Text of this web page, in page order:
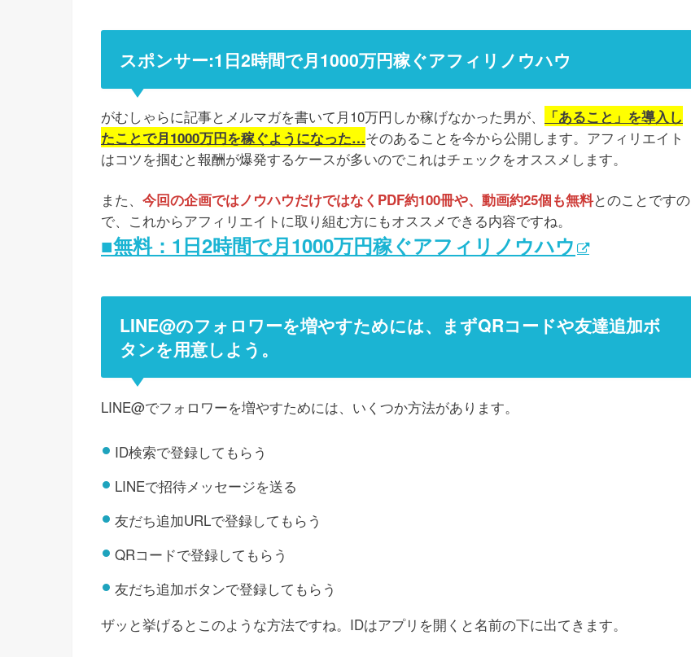
スポンサー:1日2時間で月1000万円稼ぐアフィリノウハウ
がむしゃらに記事とメルマガを書いて月10万円しか稼げなかった男が、
「あること」を導入し
たことで月1000万円を稼ぐようになった…そのあることを今から公開します。アフィリエイト
はコツを掴むと報酬が爆発するケースが多いのでこれはチェックをオススメします。
また、 今回の企画ではノウハウだけではなくPDF約100冊や、動画約25個も無料とのことですの
で、これからアフィリエイトに取り組む方にもオススメできる内容ですね。
■無料：1日2時間で月1000万円稼ぐアフィリノウハウ
LINE@のフォロワーを増やすためには、まずQRコードや友達追加ボ
タンを用意しよう。
LINE@でフォロワーを増やすためには、いくつか方法があります。
ID検索で登録してもらう
LINEで招待メッセージを送る
友だち追加URLで登録してもらう
QRコードで登録してもらう
友だち追加ボタンで登録してもらう
ザッと挙げるとこのような方法ですね。IDはアプリを開くと名前の下に出てきます。